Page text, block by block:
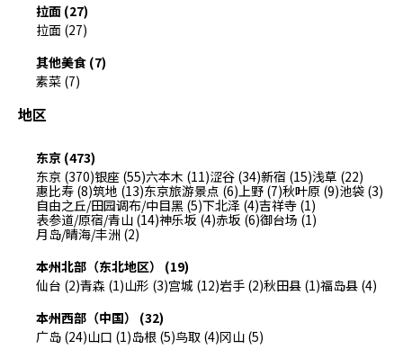
拉面 (27)
拉面 (27)
其他美食 (7)
素菜 (7)
地区
东京 (473)
东京 (370)银座 (55)六本木 (11)涩谷 (34)新宿 (15)浅草 (22)
惠比寿 (8)筑地 (13)东京旅游景点 (6)上野 (7)秋叶原 (9)池袋 (3)
自由之丘/田园调布/中目黑 (5)下北泽 (4)吉祥寺 (1)
表参道/原宿/青山 (14)神乐坂 (4)赤坂 (6)御台场 (1)
月岛/晴海/丰洲 (2)
本州北部（东北地区） (19)
仙台 (2)青森 (1)山形 (3)宫城 (12)岩手 (2)秋田县 (1)福岛县 (4)
本州西部（中国） (32)
广岛 (24)山口 (1)岛根 (5)鸟取 (4)冈山 (5)